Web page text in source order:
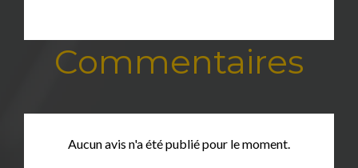
Commentaires
Aucun avis n'a été publié pour le moment.